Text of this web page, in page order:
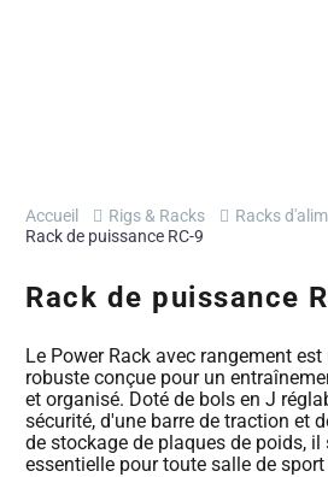
Accueil Rigs & Racks
Racks
Rack de puissance RC-9
Rack de puissance
Le Power Rack avec rangement
robuste conçue pour un
et organisé. Doté de bols en J
sécurité, d'une barre de traction et
de stockage de plaques de poids,
essentielle pour toute salle de